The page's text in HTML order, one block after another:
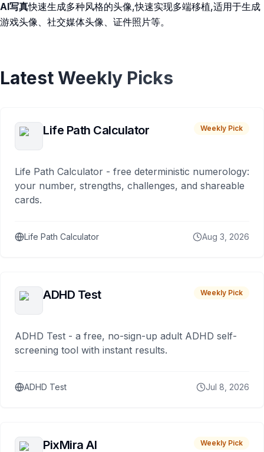
AI写真快速生成多种风格的头像,快速实现多端移植,适用于生成
游戏头像、社交媒体头像、证件照片等。
Latest Weekly Picks
Life Path Calculator Weekly Pick
Life Path Calculator - free deterministic numerology:
your number, strengths, challenges, and shareable
cards.
Life Path Calculator Aug 3, 2026
ADHD Test Weekly Pick
ADHD Test - a free, no-sign-up adult ADHD self-
screening tool with instant results.
ADHD Test Jul 8, 2026
PixMira AI Weekly Pick